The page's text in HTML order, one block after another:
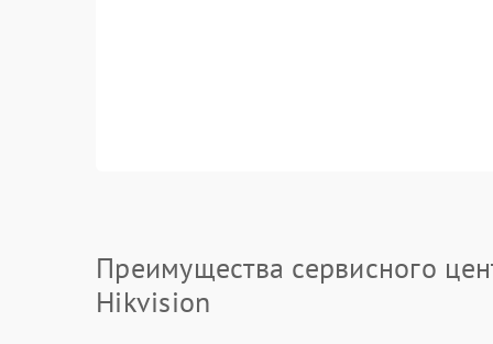
Преимущества сервисного
Hikvision